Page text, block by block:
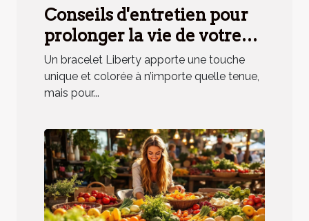
Conseils d'entretien pour
prolonger la vie de votre
bracelet Liberty
Un bracelet Liberty apporte une touche
unique et colorée à n’importe quelle tenue,
mais pour...